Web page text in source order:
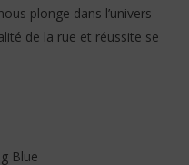
plonge dans l’univers
de la rue et réussite se
Blue